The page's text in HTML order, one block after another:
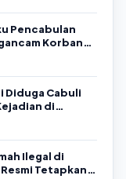
Pencabulan
Korban
Diduga Cabuli
di
Ilegal di
Tetapkan 4